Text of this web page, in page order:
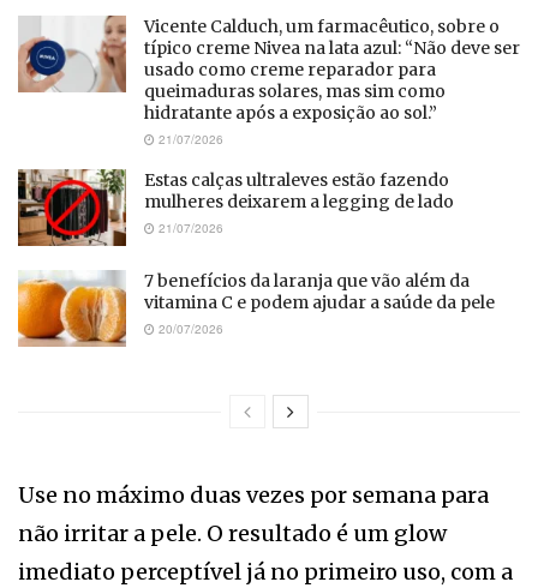
Vicente Calduch, um farmacêutico, sobre o
típico creme Nivea na lata azul: “Não deve ser
usado como creme reparador para
queimaduras solares, mas sim como
hidratante após a exposição ao sol.”
21/07/2026
Estas calças ultraleves estão fazendo
mulheres deixarem a legging de lado
21/07/2026
7 benefícios da laranja que vão além da
vitamina C e podem ajudar a saúde da pele
20/07/2026
Use no máximo duas vezes por semana para
não irritar a pele. O resultado é um glow
imediato perceptível já no primeiro uso, com a